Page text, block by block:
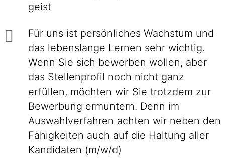
geist
Für uns ist persönliches Wachstum und
das lebenslange Lernen sehr wichtig.
Wenn Sie sich bewerben wollen, aber
das Stellenprofil noch nicht ganz
erfüllen, möchten wir Sie trotzdem zur
Bewerbung ermuntern. Denn im
Auswahlverfahren achten wir neben den
Fähigkeiten auch auf die Haltung aller
Kandidaten (m/w/d)